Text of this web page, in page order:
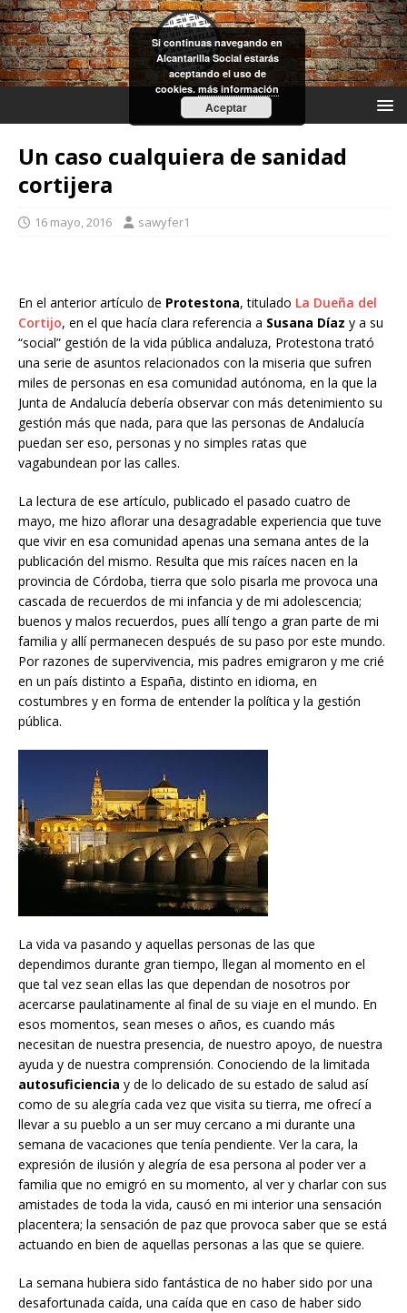
Un caso cualquiera de sanidad
cortijera
16 mayo, 2016 sawyfer1
En el anterior artículo de Protestona, titulado La Dueña del
Cortijo, en el que hacía clara referencia a Susana Díaz y a su
“social” gestión de la vida pública andaluza, Protestona trató
una serie de asuntos relacionados con la miseria que sufren
miles de personas en esa comunidad autónoma, en la que la
Junta de Andalucía debería observar con más detenimiento su
gestión más que nada, para que las personas de Andalucía
puedan ser eso, personas y no simples ratas que
vagabundean por las calles.
La lectura de ese artículo, publicado el pasado cuatro de
mayo, me hizo aflorar una desagradable experiencia que tuve
que vivir en esa comunidad apenas una semana antes de la
publicación del mismo. Resulta que mis raíces nacen en la
provincia de Córdoba, tierra que solo pisarla me provoca una
cascada de recuerdos de mi infancia y de mi adolescencia;
buenos y malos recuerdos, pues allí tengo a gran parte de mi
familia y allí permanecen después de su paso por este mundo.
Por razones de supervivencia, mis padres emigraron y me crié
en un país distinto a España, distinto en idioma, en
costumbres y en forma de entender la política y la gestión
pública.
La vida va pasando y aquellas personas de las que
dependimos durante gran tiempo, llegan al momento en el
que tal vez sean ellas las que dependan de nosotros por
acercarse paulatinamente al final de su viaje en el mundo. En
esos momentos, sean meses o años, es cuando más
necesitan de nuestra presencia, de nuestro apoyo, de nuestra
ayuda y de nuestra comprensión. Conociendo de la limitada
autosuficiencia y de lo delicado de su estado de salud así
como de su alegría cada vez que visita su tierra, me ofrecí a
llevar a su pueblo a un ser muy cercano a mi durante una
semana de vacaciones que tenía pendiente. Ver la cara, la
expresión de ilusión y alegría de esa persona al poder ver a
familia que no emigró en su momento, al ver y charlar con sus
amistades de toda la vida, causó en mi interior una sensación
placentera; la sensación de paz que provoca saber que se está
actuando en bien de aquellas personas a las que se quiere.
La semana hubiera sido fantástica de no haber sido por una
desafortunada caída, una caída que en caso de haber sido
Si continuas navegando en
Alcantarilla Social estarás
aceptando el uso de
cookies.más información
Aceptar